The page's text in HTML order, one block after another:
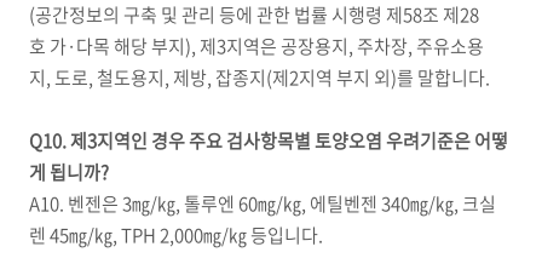
(공간정보의 구축 및 관리 등에 관한 법률 시행령 제58조 제28
호 가·다목 해당 부지), 제3지역은 공장용지, 주차장, 주유소용
지, 도로, 철도용지, 제방, 잡종지(제2지역 부지 외)를 말합니다.
Q10. 제3지역인 경우 주요 검사항목별 토양오염 우려기준은 어떻
게 됩니까?
A10. 벤젠은 3㎎/㎏, 톨루엔 60㎎/㎏, 에틸벤젠 340㎎/㎏, 크실
렌 45㎎/㎏, TPH 2,000㎎/㎏ 등입니다.